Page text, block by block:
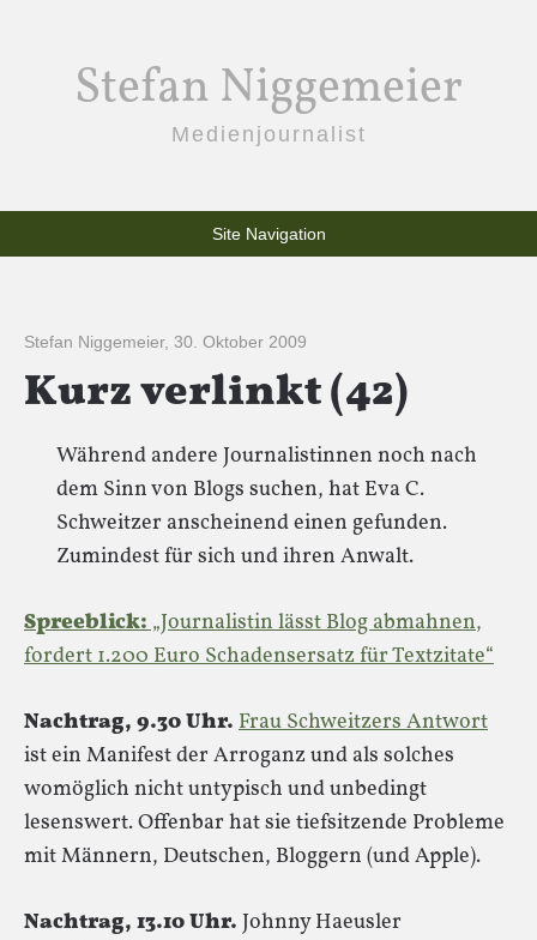
Stefan Niggemeier
Medienjournalist
Site Navigation
Stefan Niggemeier, 30. Oktober 2009
Kurz verlinkt (42)
Während andere Journalistinnen noch nach
dem Sinn von Blogs suchen, hat Eva C.
Schweitzer anscheinend einen gefunden.
Zumindest für sich und ihren Anwalt.
Spreeblick:„Journalistin lässt Blog abmahnen,
fordert 1.200 Euro Schadensersatz für Textzitate“
Nachtrag, 9.30 Uhr. Frau Schweitzers Antwort
ist ein Manifest der Arroganz und als solches
womöglich nicht untypisch und unbedingt
lesenswert. Offenbar hat sie tiefsitzende Probleme
mit Männern, Deutschen, Bloggern (und Apple).
Nachtrag, 13.10 Uhr. Johnny Haeusler